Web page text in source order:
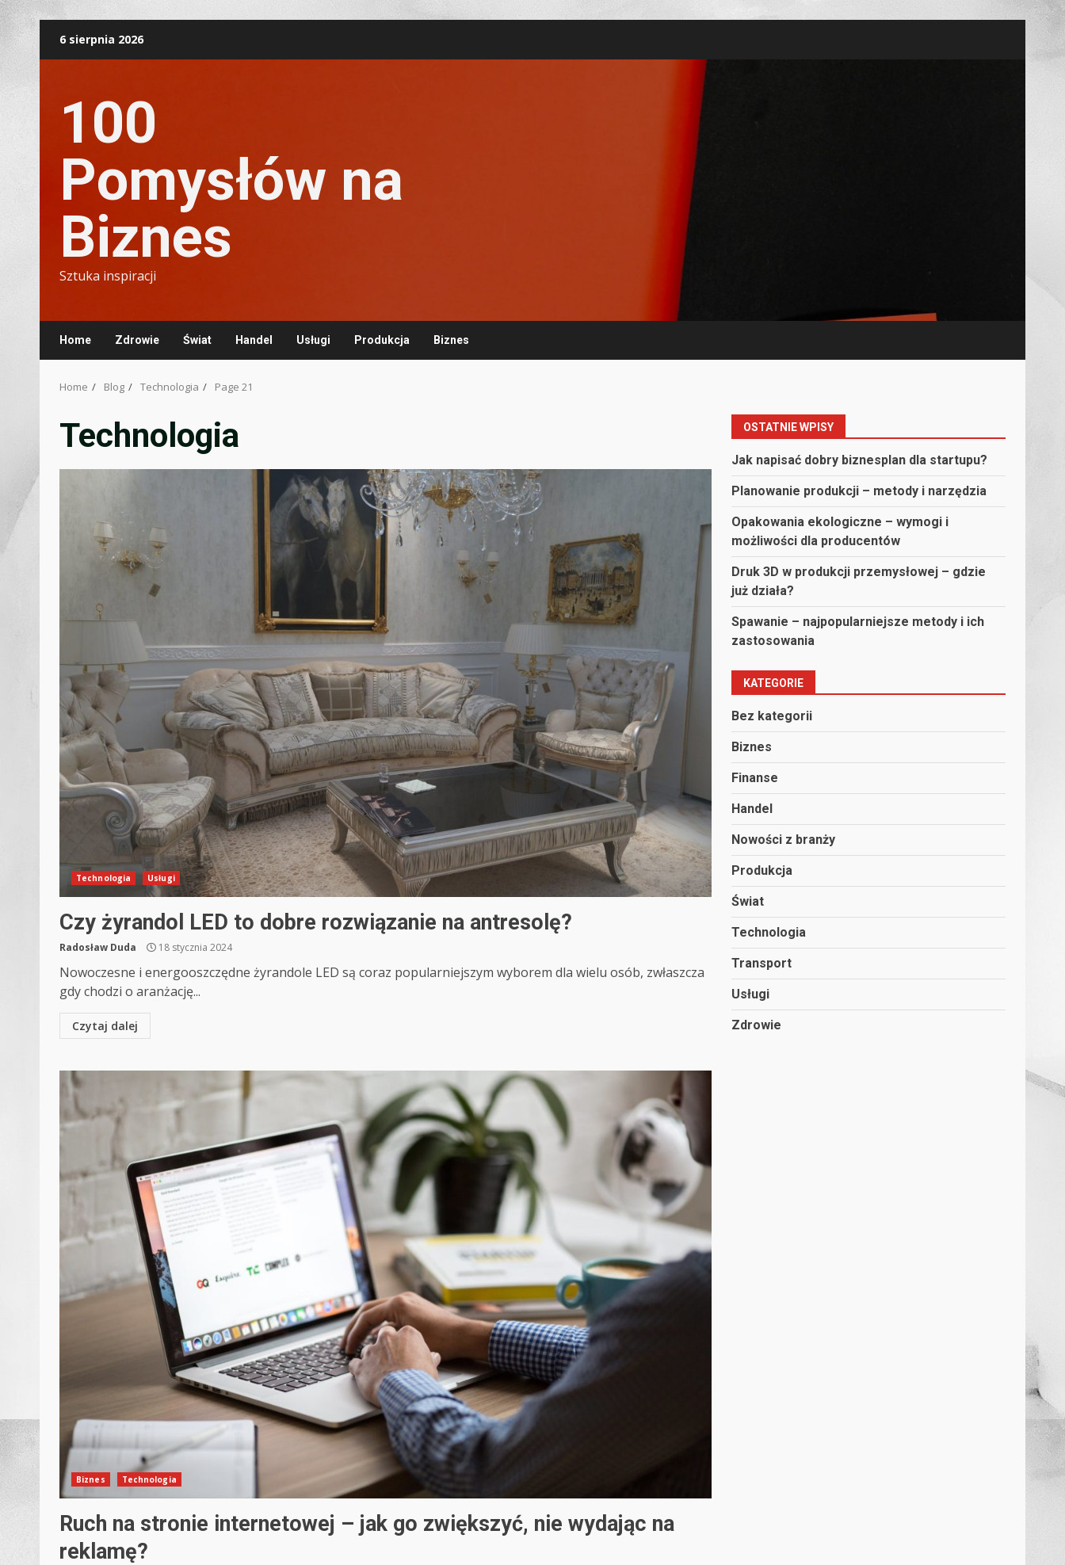
6 sierpnia 2026
100
Pomysłów na
Biznes
Sztuka inspiracji
Home Zdrowie Świat Handel Usługi Produkcja Biznes
Home Blog Technologia Page 21
Technologia
Technologia Usługi
Czy żyrandol LED to dobre rozwiązanie na antresolę?
Radosław Duda 18 stycznia 2024
Nowoczesne i energooszczędne żyrandole LED są coraz popularniejszym wyborem dla wielu osób, zwłaszcza
gdy chodzi o aranżację...
Czytaj dalej
Biznes Technologia
Ruch na stronie internetowej – jak go zwiększyć, nie wydając na
reklamę?
OSTATNIE WPISY
Jak napisać dobry biznesplan dla startupu?
Planowanie produkcji – metody i narzędzia
Opakowania ekologiczne – wymogi i
możliwości dla producentów
Druk 3D w produkcji przemysłowej – gdzie
już działa?
Spawanie – najpopularniejsze metody i ich
zastosowania
KATEGORIE
Bez kategorii
Biznes
Finanse
Handel
Nowości z branży
Produkcja
Świat
Technologia
Transport
Usługi
Zdrowie